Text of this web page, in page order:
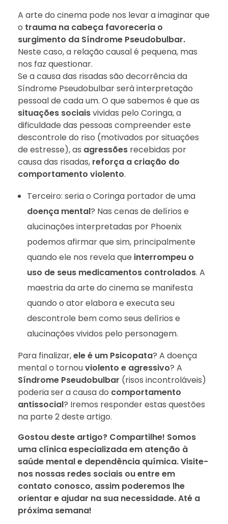
A arte do cinema pode nos levar a imaginar que
o trauma na cabeça favoreceria o
surgimento da Síndrome Pseudobulbar.
Neste caso, a relação causal é pequena, mas
nos faz questionar.
Se a causa das risadas são decorrência da
Síndrome Pseudobulbar será interpretação
pessoal de cada um. O que sabemos é que as
situações sociaisvividas pelo Coringa, a
dificuldade das pessoas compreender este
descontrole do riso (motivados por situações
de estresse), as agressões recebidas por
causa das risadas, reforça a criação do
comportamento violento.
Terceiro: seria o Coringa portador de uma
doença mental? Nas cenas de delírios e
alucinações interpretadas por Phoenix
podemos afirmar que sim, principalmente
quando ele nos revela que interrompeu o
uso de seus medicamentos controlados. A
maestria da arte do cinema se manifesta
quando o ator elabora e executa seu
descontrole bem como seus delírios e
alucinações vividos pelo personagem.
Para finalizar,ele é um Psicopata? A doença
mental o tornouviolento e agressivo? A
Síndrome Pseudobulbar (risos incontroláveis)
poderia ser a causa do comportamento
antissocial? Iremos responder estas questões
na parte 2 deste artigo.
Gostou deste artigo? Compartilhe! Somos
uma clínica especializada em atenção à
saúde mental e dependência química. Visite-
nos nossas redes sociais ou entre em
contato conosco, assim poderemos lhe
orientar e ajudar na sua necessidade. Até a
próxima semana!